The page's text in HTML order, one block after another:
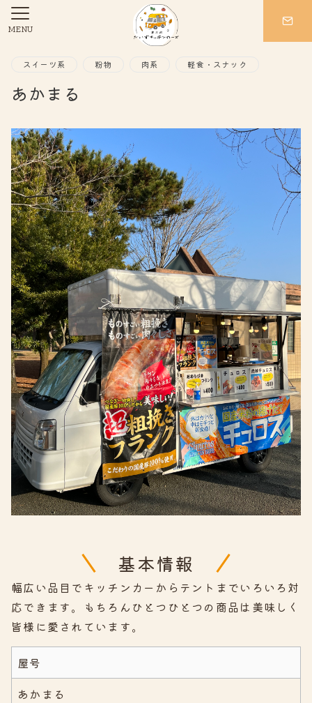
MENU
スイーツ系 粉物 肉系 軽食・スナック
あかまる
基本情報
幅広い品目でキッチンカーからテントまでいろいろ対
応できます。もちろんひとつひとつの商品は美味しく
皆様に愛されています。
屋号
あかまる